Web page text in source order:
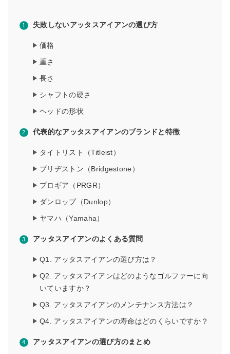
失敗しないアッタスアイアンの選び方
価格
重さ
長さ
シャフトの硬さ
ヘッドの形状
代表的なアッタスアイアンのブランドと特徴
タイトリスト（Titleist）
ブリヂストン（Bridgestone）
プロギア（PRGR）
ダンロップ（Dunlop）
ヤマハ（Yamaha）
アッタスアイアンのよくある質問
Q1. アッタスアイアンの選び方は？
Q2. アッタスアイアンはどのようなゴルファーに向
いていますか？
Q3. アッタスアイアンのメンテナンス方法は？
Q4. アッタスアイアンの寿命はどのくらいですか？
アッタスアイアンの選び方のまとめ